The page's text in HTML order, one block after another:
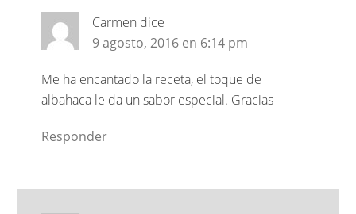
Carmen dice
9 agosto, 2016 en 6:14 pm
Me ha encantado la receta, el toque de
albahaca le da un sabor especial. Gracias
Responder